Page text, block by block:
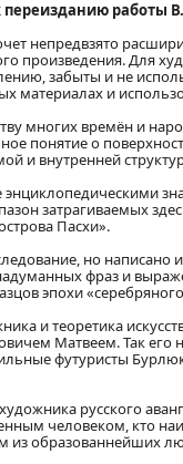
переизданию работы
непредвзято
произведения. Для
забыты и не
материалах и
многих времён и
понятие о
и внутренней
затрагиваемых
Пасхи».
но
фраз и
эпохи
и теоретика
Матвеем. Так
футуристы
русского
человеком, кто
образованнейших